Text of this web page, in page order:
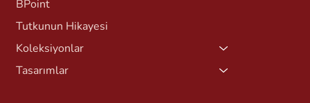
BPoint
Tutkunun Hikayesi
Koleksiyonlar
Tasarımlar